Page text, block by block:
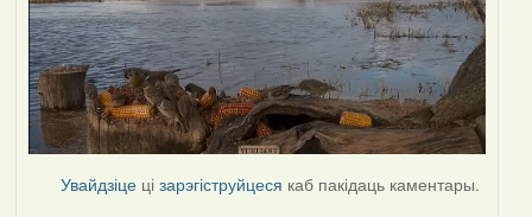
Увайдзіце цізарэгіструйцеся каб пакідаць каментары.